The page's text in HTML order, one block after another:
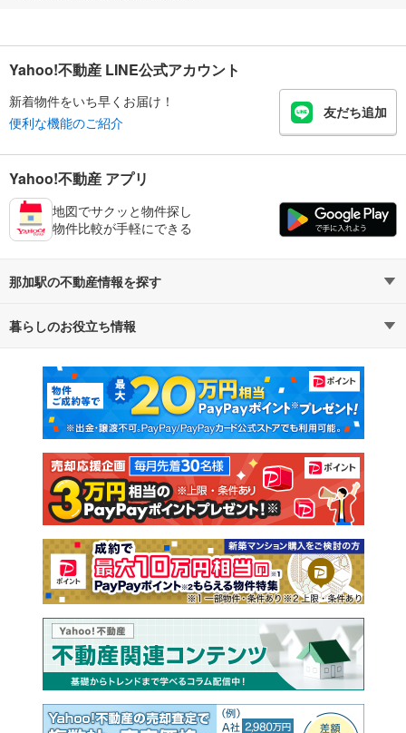
Yahoo!不動産 LINE公式アカウント
新着物件をいち早くお届け！
便利な機能のご紹介
友だち追加
Yahoo!不動産 アプリ
地図でサクッと物件探し
物件比較が手軽にできる
那加駅の不動産情報を探す
不動産・住宅
新築マンション 中古マンション
新築一戸建て 中古一戸建て
注文住宅 土地
売却査定
暮らしのお役立ち情報
マンションカタログ 教えて！住まいの先生